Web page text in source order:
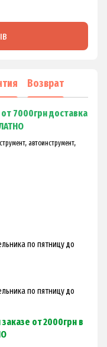
Возврат
7000грн доставка
автоинструмент,
по пятницу до
по пятницу до
от 2000грн в